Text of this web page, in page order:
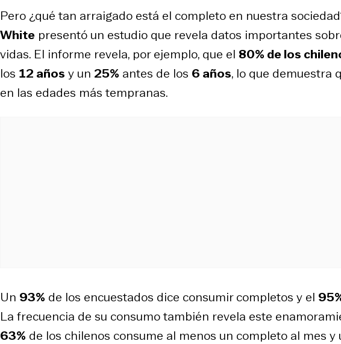
Pero ¿qué tan arraigado está el completo en nuestra
White presentó un estudio que revela datos importantes
vidas. El informe revela, por ejemplo, que el 80% de los
los 12 años y un 25% antes de los 6 años, lo que demuestra
en las edades más tempranas.
Un 93% de los encuestados dice consumir completos y el
La frecuencia de su consumo también revela este
63% de los chilenos consume al menos un completo al mes y